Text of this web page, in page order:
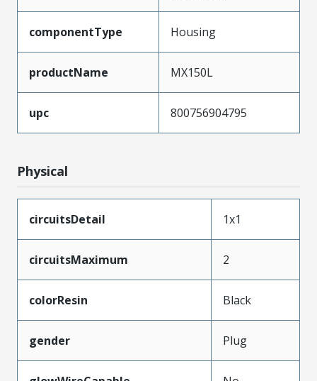
componentType Housing
productName MX150L
upc 800756904795
Physical
circuitsDetail 1x1
circuitsMaximum 2
colorResin Black
gender Plug